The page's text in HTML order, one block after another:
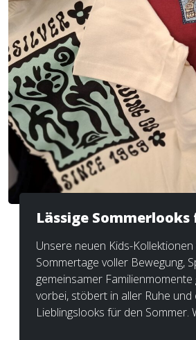
Lässige Sommerlooks
Unsere neuen Kids-
Sommertage voller Bewegung,
gemeinsamer
vorbei, stöbert in aller Ruhe und
Lieblingslooks für den Sommer.